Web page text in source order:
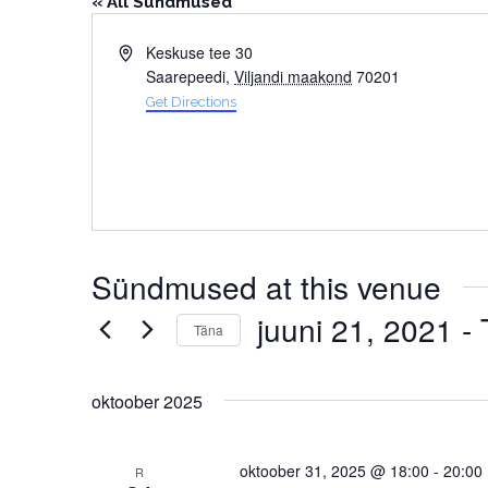
AddressKeskuse tee 30
Saarepeedi, Viljandi maakond 70201
Get Directions
Sündmused at this venue
Täna juuni 21, 2021 -
oktoober 2025
R oktoober 31, 2025 @ 18:00 - 20:00